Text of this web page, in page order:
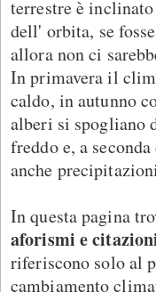
terrestre è
dell' orbita, se
allora non ci
In primavera il
caldo, in autunno
alberi si spogliano
freddo e, a
anche
In questa pagina
aforismi e
riferiscono solo al
cambiamento